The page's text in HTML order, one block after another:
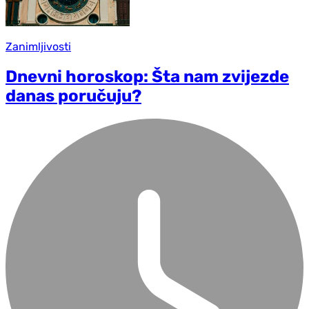
Zanimljivosti
Dnevni horoskop: Šta nam zvijezde
danas poručuju?